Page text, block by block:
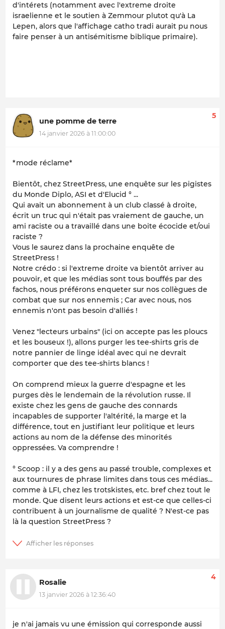
d'intérets (notamment avec l'extreme droite
israelienne et le soutien à Zemmour plutot qu'à La
Lepen, alors que l'affichage catho tradi aurait pu nous
faire penser à un antisémitisme biblique primaire).
une pomme de terre
14 janvier 2026 à 11:00:00
5
*mode réclame*
Bientôt, chez StreetPress, une enquête sur les pigistes
du Monde Diplo, ASI et d'Elucid ° ...
Qui avait un abonnement à un club classé à droite,
écrit un truc qui n'était pas vraiement de gauche, un
ami raciste ou a travaillé dans une boite écocide et/oui
raciste ?
Vous le saurez dans la prochaine enquête de
StreetPress !
Notre crédo : si l'extreme droite va bientôt arriver au
pouvoir, et que les médias sont tous bouffés par des
fachos, nous préférons enqueter sur nos collègues de
combat que sur nos ennemis ; Car avec nous, nos
ennemis n'ont pas besoin d'alliés !
Venez "lecteurs urbains" (ici on accepte pas les ploucs
et les bouseux !), allons purger les tee-shirts gris de
notre pannier de linge idéal avec qui ne devrait
comporter que des tee-shirts blancs !
On comprend mieux la guerre d'espagne et les
purges dès le lendemain de la révolution russe. Il
existe chez les gens de gauche des connards
incapables de supporter l'altérité, la marge et la
différence, tout en justifiant leur politique et leurs
actions au nom de la défense des minorités
oppressées. Va comprendre !
° Scoop : il y a des gens au passé trouble, complexes et
aux tournures de phrase limites dans tous ces médias...
comme à LFI, chez les trotskistes, etc. bref chez tout le
monde. Que disent leurs actions et est-ce que celles-ci
contribuent à un journalisme de qualité ? N'est-ce pas
là la question StreetPress ?
Rosalie
13 janvier 2026 à 12:36:40
4
je n'ai jamais vu une émission qui corresponde aussi